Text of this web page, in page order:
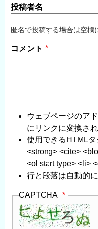
測
中
線 」
信
投稿者名
匿名で投稿する場合は空欄
コメント
ウェブページのア
にリンクに変換され
使用できるHTMLタ
<strong> <cite>
<ol start type> <li>
行と段落は自動的
CAPTCHA